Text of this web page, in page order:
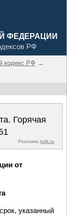
ФЕДЕРАЦИИ
РФ
кодекс РФ →
Горячая
Реклама jurik.ru
от
указанный